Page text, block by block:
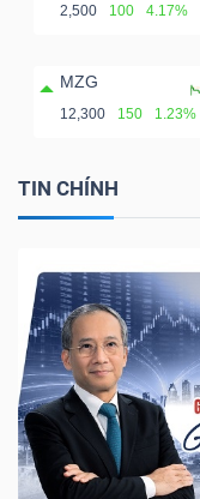
2,500 100 4.17%
MZG
12,300 150 1.23%
TIN CHÍNH